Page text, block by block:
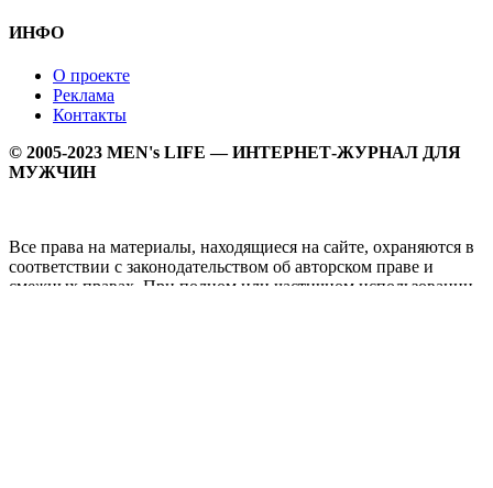
ИНФО
О проекте
Реклама
Контакты
© 2005-2023 MEN's LIFE — ИНТЕРНЕТ-ЖУРНАЛ ДЛЯ
МУЖЧИН
Все права на материалы, находящиеся на сайте, охраняются в
соответствии с законодательством об авторском праве и
смежных правах. При полном или частичном использовании